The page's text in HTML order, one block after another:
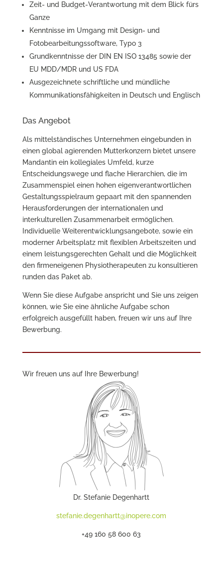
Zeit- und Budget-Verantwortung mit dem Blick fürs
Ganze
Kenntnisse im Umgang mit Design- und
Fotobearbeitungssoftware, Typo 3
Grundkenntnisse der DIN EN ISO 13485 sowie der
EU MDD/MDR und US FDA
Ausgezeichnete schriftliche und mündliche
Kommunikationsfähigkeiten in Deutsch und Englisch
Das Angebot
Als mittelständisches Unternehmen eingebunden in
einen global agierenden Mutterkonzern bietet unsere
Mandantin ein kollegiales Umfeld, kurze
Entscheidungswege und flache Hierarchien, die im
Zusammenspiel einen hohen eigenverantwortlichen
Gestaltungsspielraum gepaart mit den spannenden
Herausforderungen der internationalen und
interkulturellen Zusammenarbeit ermöglichen.
Individuelle Weiterentwicklungsangebote, sowie ein
moderner Arbeitsplatz mit flexiblen Arbeitszeiten und
einem leistungsgerechten Gehalt und die Möglichkeit
den firmeneigenen Physiotherapeuten zu konsultieren
runden das Paket ab.
Wenn Sie diese Aufgabe anspricht und Sie uns zeigen
können, wie Sie eine ähnliche Aufgabe schon
erfolgreich ausgefüllt haben, freuen wir uns auf Ihre
Bewerbung.
Wir freuen uns auf Ihre Bewerbung!
Dr. Stefanie Degenhartt
stefanie.degenhartt@inopere.com
+49 160 58 600 63